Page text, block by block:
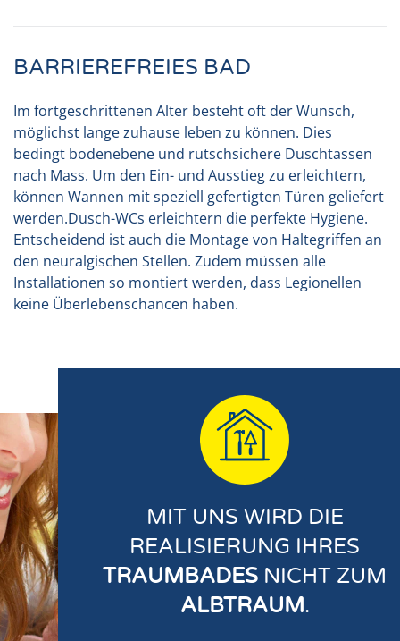
BARRIEREFREIES BAD
Im fortgeschrittenen Alter besteht oft der Wunsch,
möglichst lange zuhause leben zu können. Dies
bedingt bodenebene und rutschsichere Duschtassen
nach Mass. Um den Ein- und Ausstieg zu erleichtern,
können Wannen mit speziell gefertigten Türen geliefert
werden.Dusch-WCs erleichtern die perfekte Hygiene.
Entscheidend ist auch die Montage von Haltegriffen an
den neuralgischen Stellen. Zudem müssen alle
Installationen so montiert werden, dass Legionellen
keine Überlebenschancen haben.
MIT UNS WIRD DIE
REALISIERUNG IHRES
TRAUMBADES NICHT ZUM
ALBTRAUM.